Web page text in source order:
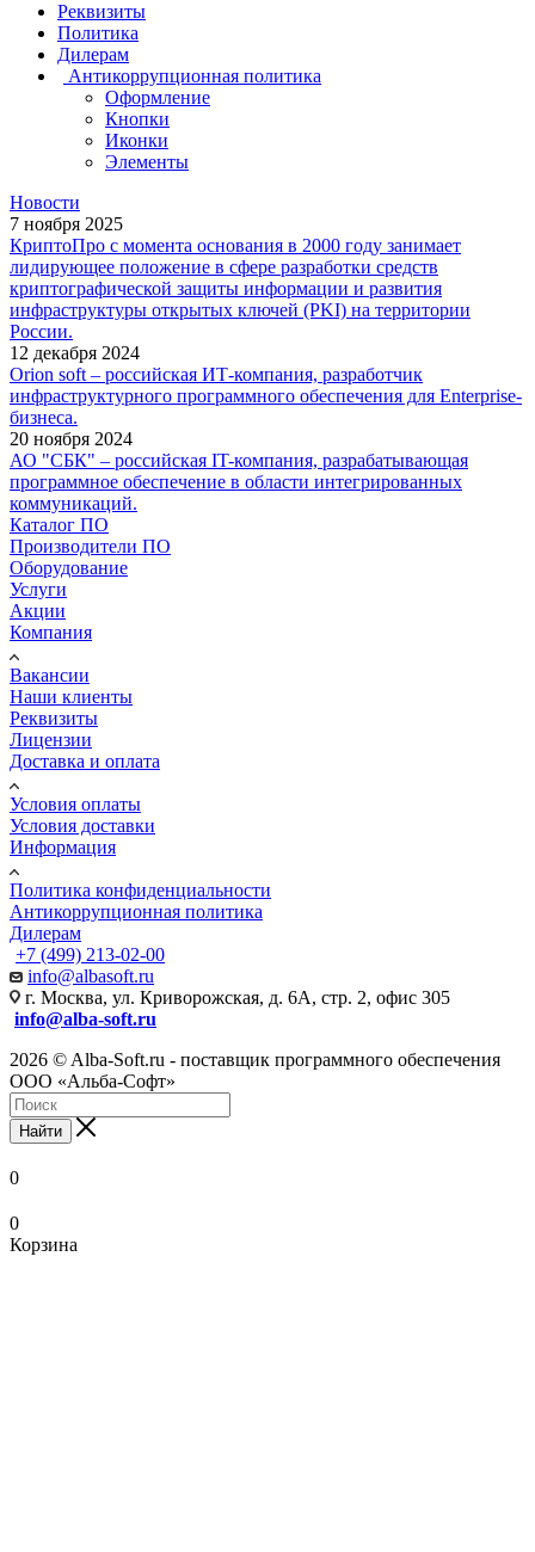
Реквизиты
Политика
Дилерам
Антикоррупционная политика
Оформление
Кнопки
Иконки
Элементы
Новости
7 ноября 2025
КриптоПро с момента основания в 2000 году занимает
лидирующее положение в сфере разработки средств
криптографической защиты информации и развития
инфраструктуры открытых ключей (PKI) на территории
России.
12 декабря 2024
Orion soft – российская ИТ-компания, разработчик
инфраструктурного программного обеспечения для Enterprise-
бизнеса.
20 ноября 2024
АО "СБК" – российская IT-компания, разрабатывающая
программное обеспечение в области интегрированных
коммуникаций.
Каталог ПО
Производители ПО
Оборудование
Услуги
Акции
Компания
Вакансии
Наши клиенты
Реквизиты
Лицензии
Доставка и оплата
Условия оплаты
Условия доставки
Информация
Политика конфиденциальности
Антикоррупционная политика
Дилерам
+7 (499) 213-02-00
info@albasoft.ru
г. Москва, ул. Криворожская, д. 6А, стр. 2, офис 305
info@alba-soft.ru
2026 © Alba-Soft.ru - поставщик программного обеспечения
ООО «Альба-Софт»
Найти
0
0
Корзина